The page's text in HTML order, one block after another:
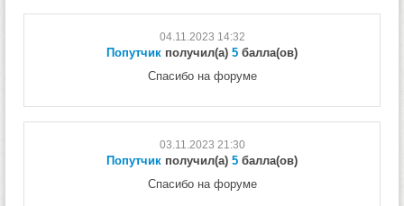
04.11.2023 14:32
Попутчик получил(а) 5 балла(ов)
Спасибо на форуме
03.11.2023 21:30
Попутчик получил(а) 5 балла(ов)
Спасибо на форуме